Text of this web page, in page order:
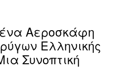
Αεροσκάφη
Ελληνικής
Συνοπτική